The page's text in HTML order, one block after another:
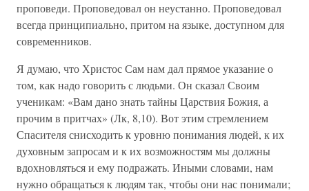
проповеди. Проповедовал он неустанно. Проповедовал
всегда принципиально, притом на языке, доступном для
современников.
Я думаю, что Христос Сам нам дал прямое указание о
том, как надо говорить с людьми. Он сказал Своим
ученикам: «Вам дано знать тайны Царствия Божия, а
прочим в притчах» (Лк, 8,10). Вот этим стремлением
Спасителя снисходить к уровню понимания людей, к их
духовным запросам и к их возможностям мы должны
вдохновляться и ему подражать. Иными словами, нам
нужно обращаться к людям так, чтобы они нас понимали;